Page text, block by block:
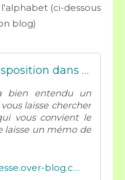
(ci-dessous
blog)
Mémo de lettres à disposition dans ma classe - Mes tresses D Zécolles
bien entendu un
laisse chercher
vous convient le
laisse un mémo de
http://mely.futuremaitresse.over-blog.com/2020/07/memo-de-lettres-a-disposition-dans-ma-classe.html